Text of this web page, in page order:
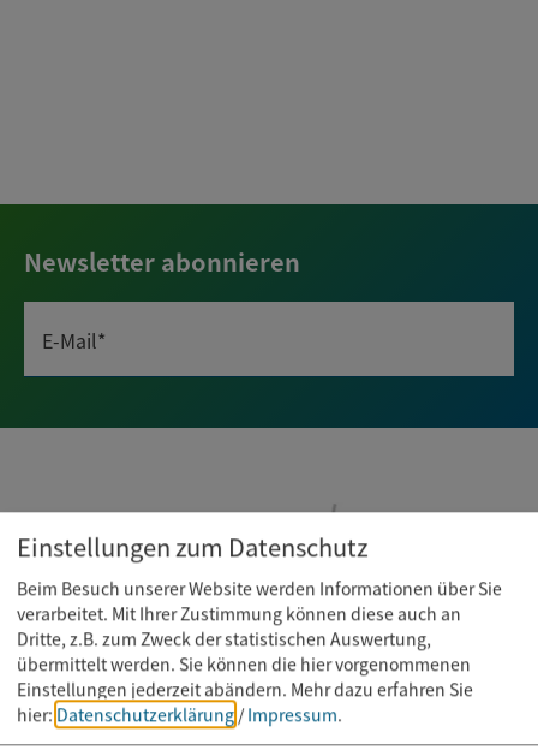
Newsletter abonnieren
E-Mail*
Einstellungen zum Datenschutz
Beim Besuch unserer Website werden Informationen über Sie
verarbeitet. Mit Ihrer Zustimmung können diese auch an
Dritte, z.B. zum Zweck der statistischen Auswertung,
übermittelt werden. Sie können die hier vorgenommenen
Einstellungen jederzeit abändern. Mehr dazu erfahren Sie
hier: Datenschutzerklärung / Impressum.